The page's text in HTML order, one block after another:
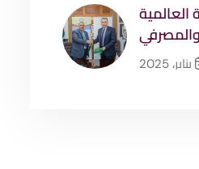
والمصرفي